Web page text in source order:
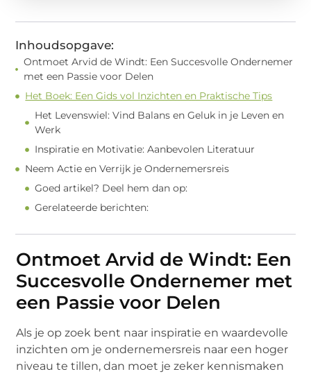
Inhoudsopgave:
Ontmoet Arvid de Windt: Een Succesvolle Ondernemer
met een Passie voor Delen
Het Boek: Een Gids vol Inzichten en Praktische Tips
Het Levenswiel: Vind Balans en Geluk in je Leven en
Werk
Inspiratie en Motivatie: Aanbevolen Literatuur
Neem Actie en Verrijk je Ondernemersreis
Goed artikel? Deel hem dan op:
Gerelateerde berichten:
Ontmoet Arvid de Windt: Een
Succesvolle Ondernemer met
een Passie voor Delen
Als je op zoek bent naar inspiratie en waardevolle
inzichten om je ondernemersreis naar een hoger
niveau te tillen, dan moet je zeker kennismaken